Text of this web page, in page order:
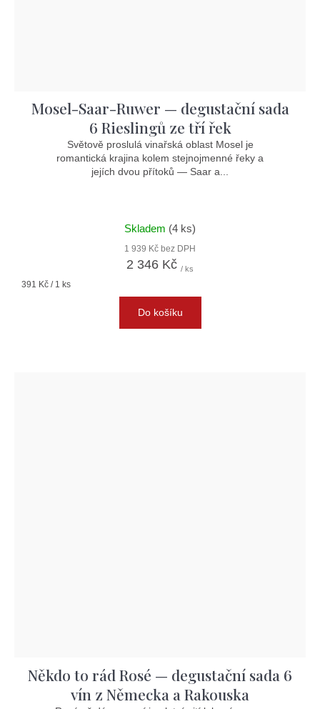
Mosel-Saar-Ruwer — degustační sada
6 Rieslingů ze tří řek
Světově proslulá vinařská oblast Mosel je
romantická krajina kolem stejnojmenné řeky a
jejích dvou přítoků — Saar a...
Skladem (4 ks)
1 939 Kč bez DPH
2 346 Kč / ks
Měrná
391 Kč / 1 ks
Do košíku
Někdo to rád Rosé — degustační sada 6
vín z Německa a Rakouska